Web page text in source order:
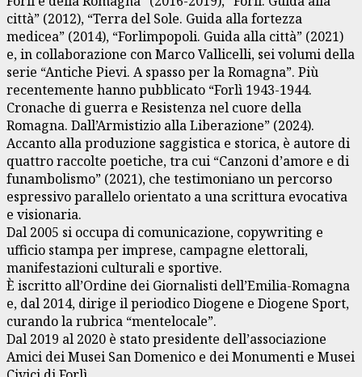
città” (2012), “Terra del Sole. Guida alla fortezza
medicea” (2014), “Forlimpopoli. Guida alla città” (2021)
e, in collaborazione con Marco Vallicelli, sei volumi della
serie “Antiche Pievi. A spasso per la Romagna”. Più
recentemente hanno pubblicato “Forlì 1943-1944.
Cronache di guerra e Resistenza nel cuore della
Romagna. Dall’Armistizio alla Liberazione” (2024).
Accanto alla produzione saggistica e storica, è autore di
quattro raccolte poetiche, tra cui “Canzoni d’amore e di
funambolismo” (2021), che testimoniano un percorso
espressivo parallelo orientato a una scrittura evocativa
e visionaria.
Dal 2005 si occupa di comunicazione, copywriting e
ufficio stampa per imprese, campagne elettorali,
manifestazioni culturali e sportive.
È iscritto all’Ordine dei Giornalisti dell’Emilia-Romagna
e, dal 2014, dirige il periodico Diogene e Diogene Sport,
curando la rubrica “mentelocale”.
Dal 2019 al 2020 è stato presidente dell’associazione
Amici dei Musei San Domenico e dei Monumenti e Musei